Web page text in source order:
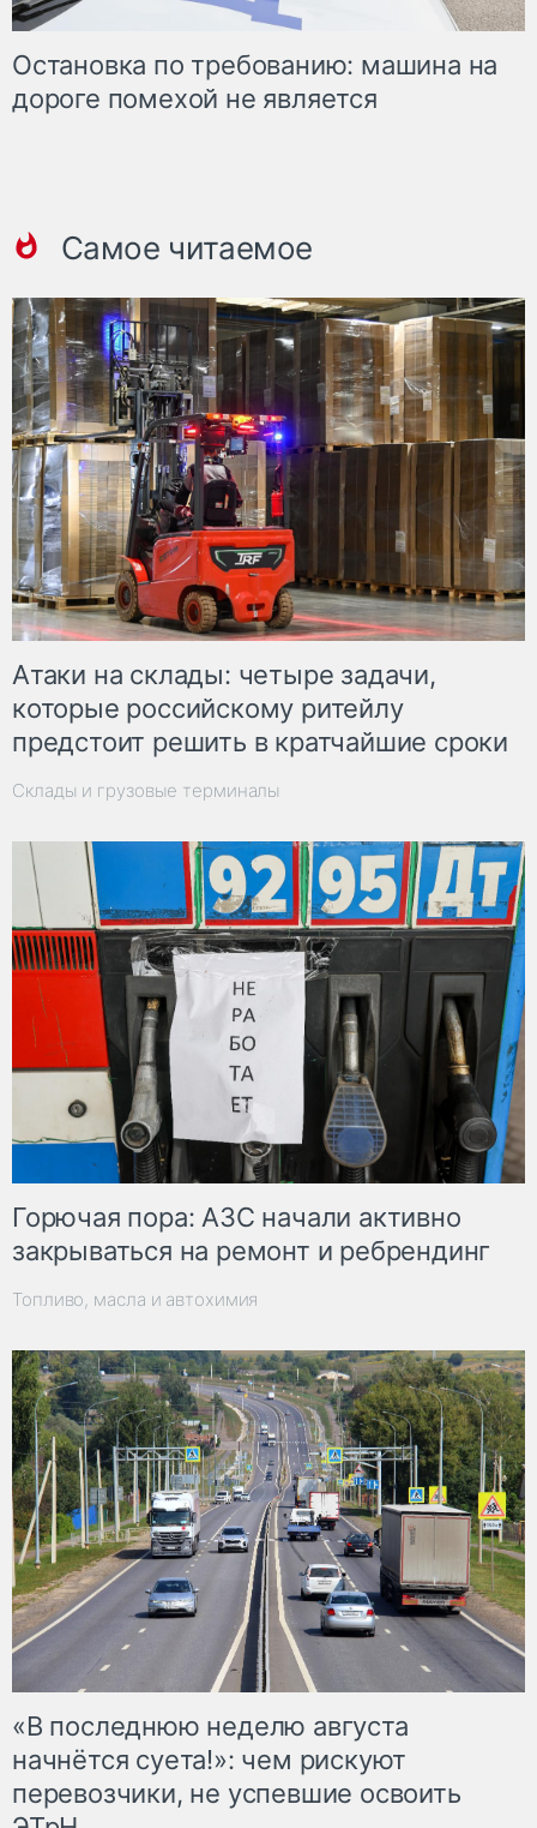
Остановка по требованию: машина на
дороге помехой не является
Самое читаемое
Атаки на склады: четыре задачи,
которые российскому ритейлу
предстоит решить в кратчайшие сроки
Склады и грузовые терминалы
Горючая пора: АЗС начали активно
закрываться на ремонт и ребрендинг
Топливо, масла и автохимия
«В последнюю неделю августа
начнётся суета!»: чем рискуют
перевозчики, не успевшие освоить